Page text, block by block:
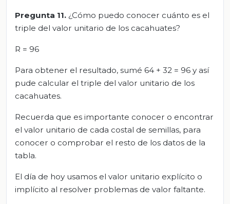
Pregunta 11. ¿Cómo puedo conocer cuánto es el
triple del valor unitario de los cacahuates?
R = 96
Para obtener el resultado, sumé 64 + 32 = 96 y así
pude calcular el triple del valor unitario de los
cacahuates.
Recuerda que es importante conocer o encontrar
el valor unitario de cada costal de semillas, para
conocer o comprobar el resto de los datos de la
tabla.
El día de hoy usamos el valor unitario explícito o
implícito al resolver problemas de valor faltante.